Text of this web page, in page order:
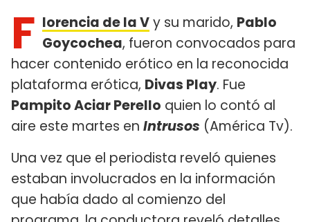
F lorencia de la Vy su marido, Pablo
Goycochea, fueron convocados para
hacer contenido erótico en la reconocida
plataforma erótica, Divas Play. Fue
Pampito Aciar Perello quien lo contó al
aire este martes en Intrusos (América Tv).
Una vez que el periodista reveló quienes
estaban involucrados en la información
que había dado al comienzo del